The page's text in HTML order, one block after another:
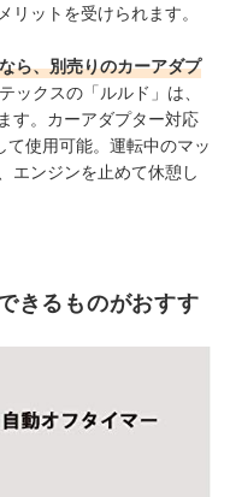
リットを受けられます。
ら、別売りのカーアダプ
ックスの「ルルド」は、
す。カーアダプター対応
て使用可能。運転中のマッ
エンジンを止めて休憩し
きるものがおすす